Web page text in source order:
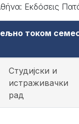
Εκδόσεις
током
Студијски и
истраживачки
рад